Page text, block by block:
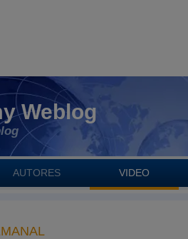
Weblog
AUTORES VIDEO